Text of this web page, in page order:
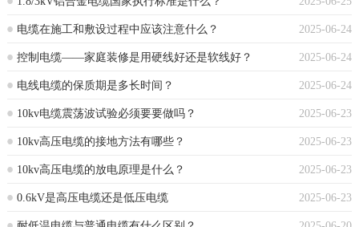
2025-06-24
电缆在施工和敷设过程中应该注意什么？
2025-06-24
控制电缆——家庭装修是用硬线好还是软线好？
2025-06-24
电线电缆的保质期是多长时间？
2025-06-23
10kv电缆震荡波试验必须要要做吗？
2025-06-23
10kv高压电缆的接地方法有哪些？
2025-06-23
10kv高压电缆的放电原理是什么？
2025-06-23
0.6kV是高压电缆还是低压电缆